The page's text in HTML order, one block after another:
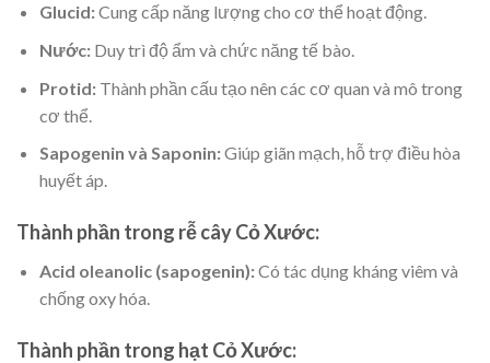
Glucid:Cung cấp năng lượng cho cơ thể hoạt động.
Nước:Duy trì độ ẩm và chức năng tế bào.
Protid:Thành phần cấu tạo nên các cơ quan và mô trong
cơ thể.
Sapogenin và Saponin:Giúp giãn mạch, hỗ trợ điều hòa
huyết áp.
Thành phần trong rễ cây Cỏ Xước:
Acid oleanolic (sapogenin):Có tác dụng kháng viêm và
chống oxy hóa.
Thành phần trong hạt Cỏ Xước: